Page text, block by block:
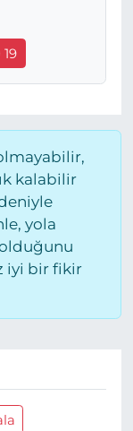
kalabilir
yola
iyi bir fikir